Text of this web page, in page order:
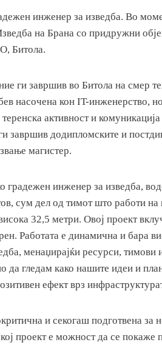
инженер за изведба. Во
на Брана со придружни
Битола.
ги завршив во Битола на смер
насочена кон IT-инженерство,
активност и
завршив додипломските и
магистер.
градежен инженер за изведба,
сум дел од тимот што работи на
32,5 метри. Овој проект
Работата е динамична и бара
менаџирајќи ресурси,
гледам како нашите идеи и
ефект врз
и секогаш подготвена за
проект е можност да се